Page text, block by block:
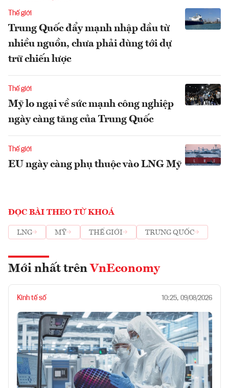
Thế giới
Trung Quốc đẩy mạnh nhập dầu từ
nhiều nguồn, chưa phải dùng tới dự
trữ chiến lược
Thế giới
Mỹ lo ngại về sức mạnh công nghiệp
ngày càng tăng của Trung Quốc
Thế giới
EU ngày càng phụ thuộc vào LNG Mỹ
ĐỌC BÀI THEO TỪ KHOÁ
LNG MỸ THẾ GIỚI TRUNG QUỐC
Mới nhất trên VnEconomy
Kinh tế số 10:25, 09/08/2026